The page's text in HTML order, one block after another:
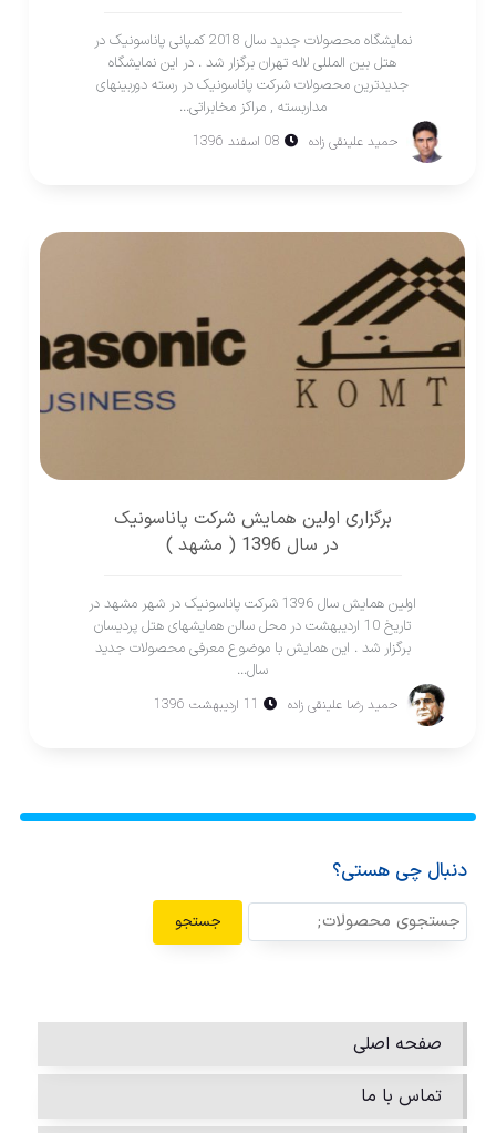
نمايشگاه محصولات جديد سال 2018 كمپانی پاناسونیک در
هتل بين المللی لاله تهران برگزار شد . در اين نمايشگاه
جديدترين محصولات شركت پاناسونیک در رسته دوربينهای
مداربسته , مراكز مخابراتی...
حميد علينقی زاده 08 اسفند 1396
برگزاری اولین همایش شرکت پاناسونیک
در سال 1396 ( مشهد )
اولین همایش سال 1396 شرکت پاناسونیک در شهر مشهد در
تاریخ 10 اردیبهشت در محل سالن همایشهای هتل پردیسان
برگزار شد . اين همايش با موضوع معرفی محصولات جدید
سال...
حمید رضا علینقی زاده 11 اردیبهشت 1396
دنبال چی هستی؟
جستجو
صفحه اصلی
تماس با ما